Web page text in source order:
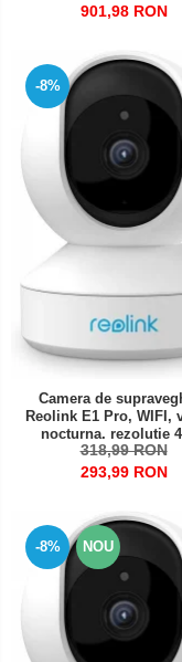
persoana/vehicul,
901,98 RON
-8%
Camera de
Reolink E1 Pro, WIFI,
nocturna, rezolutie
avertizare detectie
email si prin
318,99 RON
293,99 RON
-8% NOU